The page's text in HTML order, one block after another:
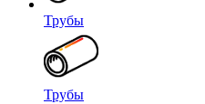
Трубы
Трубы